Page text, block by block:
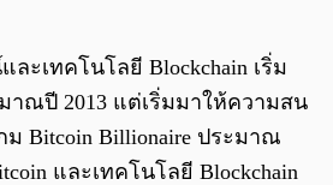
ะเทคโนโลยี Blockchain เริ่ม
าณปี 2013 แต่เริ่มมาให้ความสน
ม Bitcoin Billionaire ประมาณ
และเทคโนโลยี Blockchain